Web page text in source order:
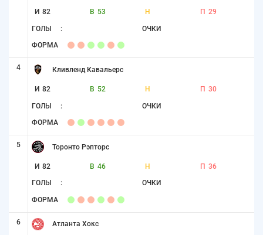
И 82 В 53 Н П 29
ГОЛЫ : ОЧКИ
ФОРМА
4 Кливленд Кавальерс
И 82 В 52 Н П 30
ГОЛЫ : ОЧКИ
ФОРМА
5 Торонто Рэпторс
И 82 В 46 Н П 36
ГОЛЫ : ОЧКИ
ФОРМА
6 Атланта Хокс